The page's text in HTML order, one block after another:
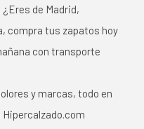
de Madrid,
compra tus zapatos hoy
con transporte
y marcas, todo en